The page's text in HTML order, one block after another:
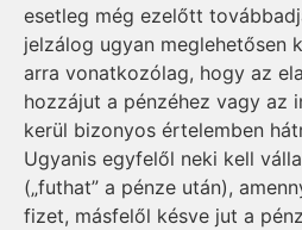
esetleg még ezelőtt
jelzálog ugyan meglehetősen
arra vonatkozólag, hogy az
hozzájut a pénzéhez vagy az
kerül bizonyos értelemben
Ugyanis egyfelől neki kell
(„futhat” a pénze után),
fizet, másfelől késve jut a